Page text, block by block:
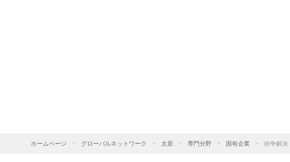
ホームページ > グローバルネットワーク > 太原 > 専門分野 > 国有企業 > 紛争解決